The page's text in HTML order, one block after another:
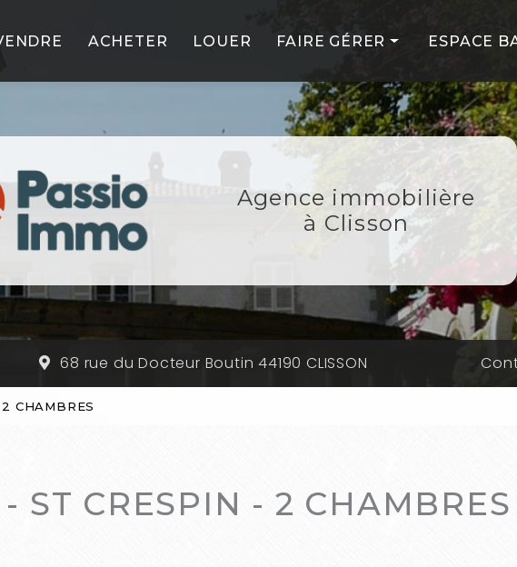
ACHETER LOUER FAIRE GÉRER
PROFESSIONNELS
PARTICULIERS
NOS PARTENAIRES
ESPACE
Agence immobilière
à Clisson
68 rue du Docteur Boutin 44190 CLISSON
CHAMBRES
ST CRESPIN - 2 CHAMBRES